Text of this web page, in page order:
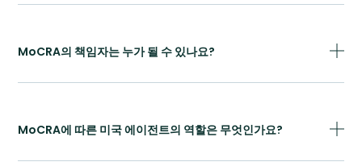
MoCRA의 책임자는 누가 될 수 있나요?
MoCRA에 따른 미국 에이전트의 역할은 무엇인가요?